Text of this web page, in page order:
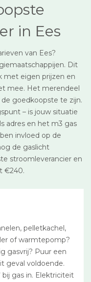
in Ees
van Ees?
Dit
met eigen prijzen en
mee. Het merendeel
goedkoopste te zijn.
– is jouw situatie
adres en het m3 gas
invloed op de
de gaslicht
stroomleverancier en
€240.
pelletkachel,
of warmtepomp?
gasvrij? Puur een
geval voldoende.
bij gas in. Elektriciteit